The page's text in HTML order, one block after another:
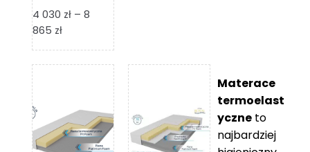
4 030 zł – 8
865 złZakres
od
do
8
865 zł
Materace
termoelast
yczne to
najbardziej